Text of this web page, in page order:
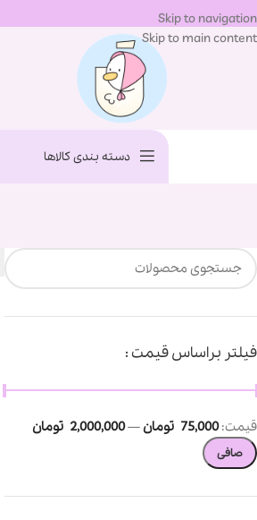
Skip to navigation
Skip to main content
دسته بندی کالاها
فیلتر براساس قیمت :
صافی
قيمت:75,000 تومان —2,000,000 تومان